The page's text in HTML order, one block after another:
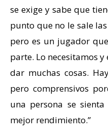
se exige y sabe que
punto que no le sale
pero es un jugador
parte. Lo necesitamos
dar muchas cosas.
pero comprensivos
una persona se
mejor rendimiento.”